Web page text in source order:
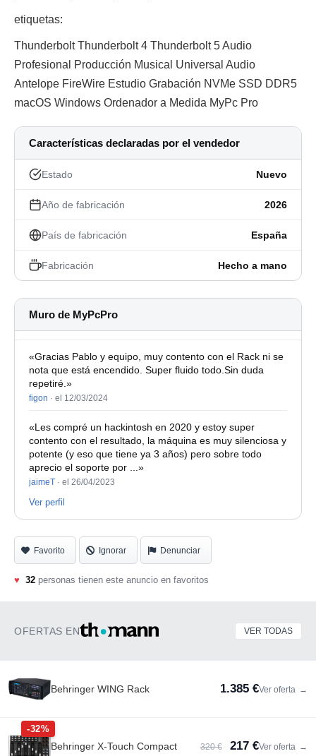
etiquetas:
Thunderbolt Thunderbolt 4 Thunderbolt 5 Audio
Profesional Producción Musical Universal Audio
Antelope FireWire Estudio Grabación NVMe SSD DDR5
macOS Windows Ordenador a Medida MyPc Pro
Características declaradas por el vendedor
Estado Nuevo
Año de fabricación 2026
País de fabricación España
Fabricación Hecho a mano
Muro de MyPcPro
«Gracias Pablo y equipo, muy contento con el Rack ni se
nota que está encendido. Super fluido todo.Sin duda
repetiré.»
figon · el 12/03/2024
«Les compré un hackintosh en 2020 y estoy super
contento con el resultado, la máquina es muy silenciosa y
potente (y eso que tiene ya 3 años) pero sobre todo
aprecio el soporte por ...»
jaimeT · el 26/04/2023
Ver perfil
Favorito Ignorar Denunciar
♥ 32 personas tienen este anuncio en favoritos
OFERTAS EN VER TODAS
Behringer WING Rack 1.385 €Ver oferta →
-32%
Behringer X-Touch Compact 320 € 217 €Ver oferta →